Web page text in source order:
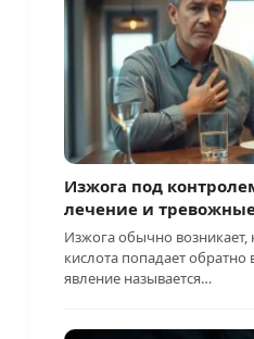
Изжога под
лечение и
Изжога обычно возникает,
кислота попадает
явление называется…